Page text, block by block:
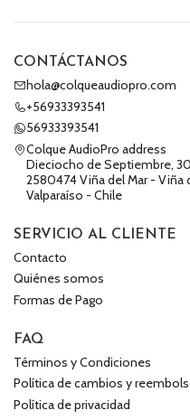
CONTÁCTANOS
hola@colqueaudiopro.com
+56933393541
56933393541
Colque AudioPro address
Dieciocho de Septiembre,
2580474 Viña del Mar - Viña
Valparaíso - Chile
SERVICIO AL CLIENTE
Contacto
Quiénes somos
Formas de Pago
FAQ
Términos y Condiciones
Política de cambios y
Política de privacidad